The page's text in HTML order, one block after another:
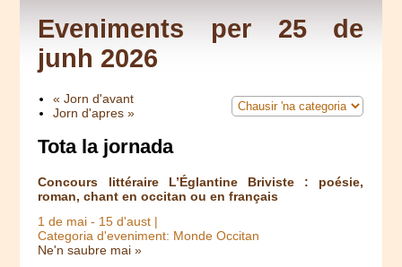
Eveniments per 25 de
junh 2026
« Jorn d'avant
Jorn d'apres »
Tota la jornada
Concours littéraire L’Églantine Briviste : poésie,
roman, chant en occitan ou en français
1 de mai - 15 d'aust |
Categoria d'eveniment: Monde Occitan
Ne'n saubre mai »